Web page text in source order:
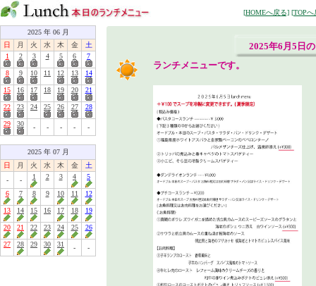
[HOMEへ戻る] [TOPへ
2025 年 06 月
日
月 火 水 木 金
土
1
2 3 4 5 6 7
8 9 10 11 12 13 14
15 16 17 18 19 20 21
22 23 24 25 26 27 28
29 30 - - - - -
2025 年 07 月
日
月 火 水 木 金
土
-
- 1 2 3 4 5
6 7 8 9 10 11 12
13 14 15 16 17 18 19
20 21 22 23 24 25 26
27 28 29 30 31 - -
2025年6月5日
ランチメニューです。